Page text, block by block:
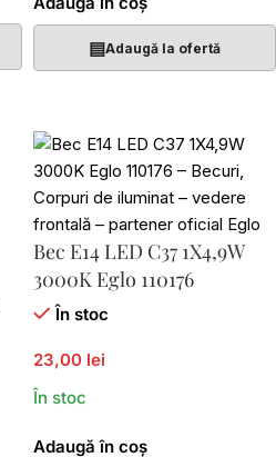
▤Adaugă la ofertă
Bec E14 LED C37 1X4,9W
3000K Eglo 110176
În stoc
23,00 lei
În stoc
Adaugă în coș